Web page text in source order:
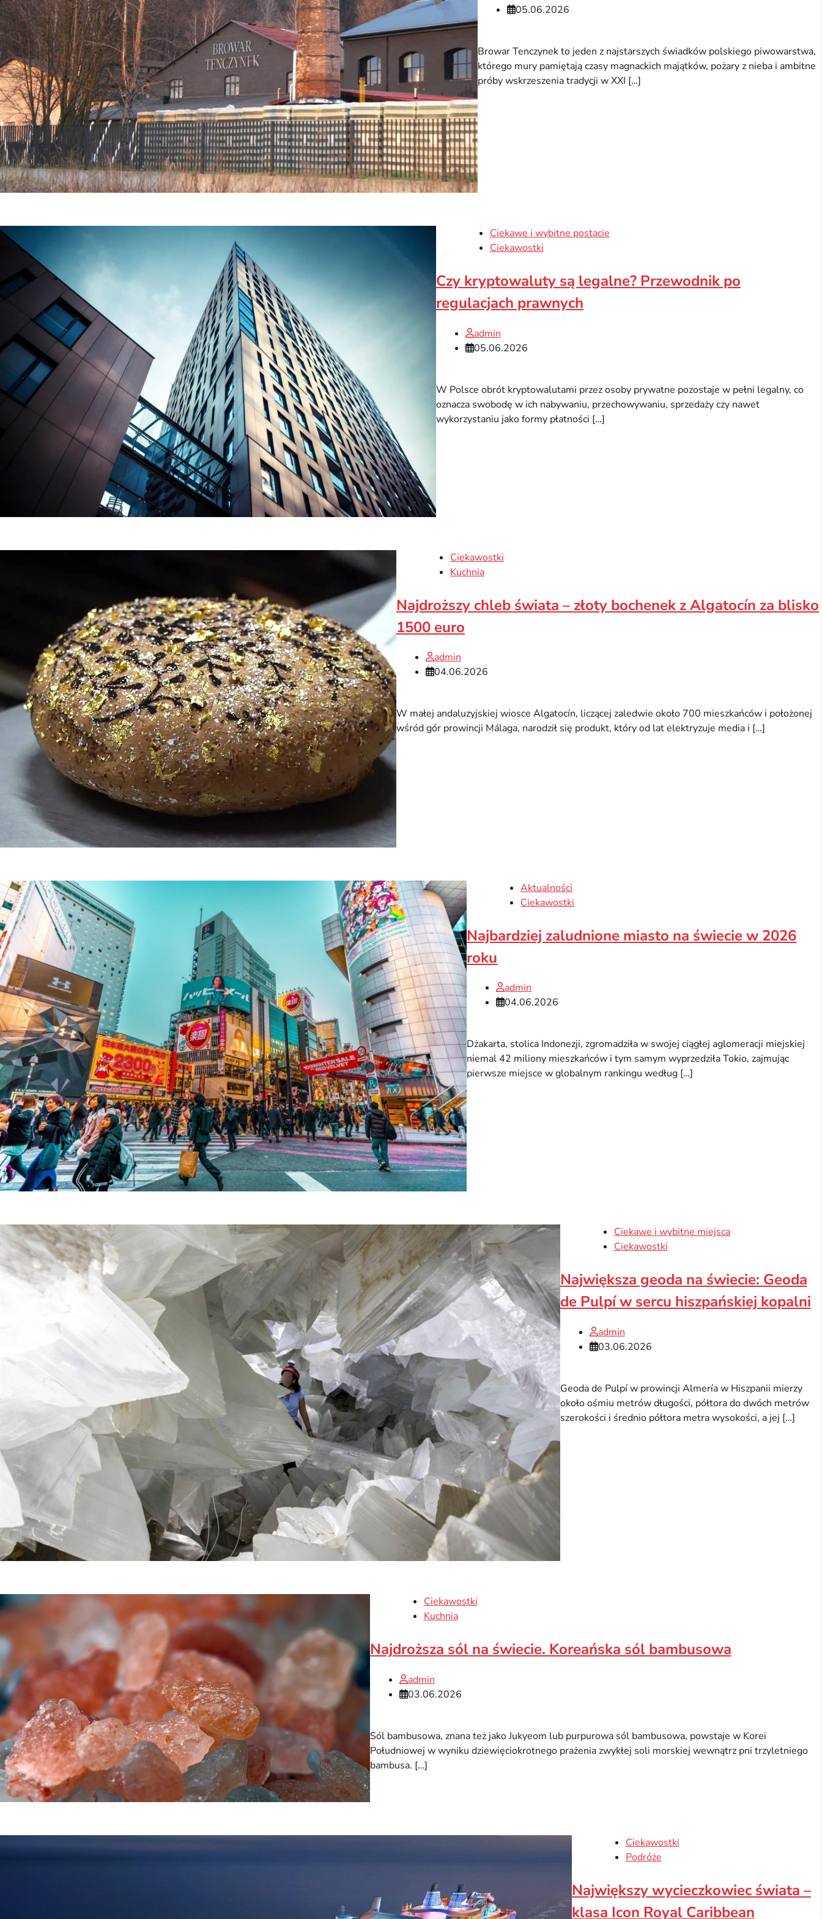
05.06.2026
Browar Tenczynek to jeden z najstarszych świadków polskiego piwowarstwa,
którego mury pamiętają czasy magnackich majątków, pożary z nieba i ambitne
próby wskrzeszenia tradycji w XXI […]
Ciekawe i wybitne postacie
Ciekawostki
Czy kryptowaluty są legalne? Przewodnik po
regulacjach prawnych
admin
05.06.2026
W Polsce obrót kryptowalutami przez osoby prywatne pozostaje w pełni legalny, co
oznacza swobodę w ich nabywaniu, przechowywaniu, sprzedaży czy nawet
wykorzystaniu jako formy płatności […]
Ciekawostki
Kuchnia
Najdroższy chleb świata – złoty bochenek z Algatocín za blisko
1500 euro
admin
04.06.2026
W małej andaluzyjskiej wiosce Algatocín, liczącej zaledwie około 700 mieszkańców i położonej
wśród gór prowincji Málaga, narodził się produkt, który od lat elektryzuje media i […]
Aktualności
Ciekawostki
Najbardziej zaludnione miasto na świecie w 2026
roku
admin
04.06.2026
Dżakarta, stolica Indonezji, zgromadziła w swojej ciągłej aglomeracji miejskiej
niemal 42 miliony mieszkańców i tym samym wyprzedziła Tokio, zajmując
pierwsze miejsce w globalnym rankingu według […]
Ciekawe i wybitne miejsca
Ciekawostki
Największa geoda na świecie: Geoda
de Pulpí w sercu hiszpańskiej kopalni
admin
03.06.2026
Geoda de Pulpí w prowincji Almería w Hiszpanii mierzy
około ośmiu metrów długości, półtora do dwóch metrów
szerokości i średnio półtora metra wysokości, a jej […]
Ciekawostki
Kuchnia
Najdroższa sól na świecie. Koreańska sól bambusowa
admin
03.06.2026
Sól bambusowa, znana też jako Jukyeom lub purpurowa sól bambusowa, powstaje w Korei
Południowej w wyniku dziewięciokrotnego prażenia zwykłej soli morskiej wewnątrz pni trzyletniego
bambusa. […]
Ciekawostki
Podróże
Największy wycieczkowiec świata –
klasa Icon Royal Caribbean